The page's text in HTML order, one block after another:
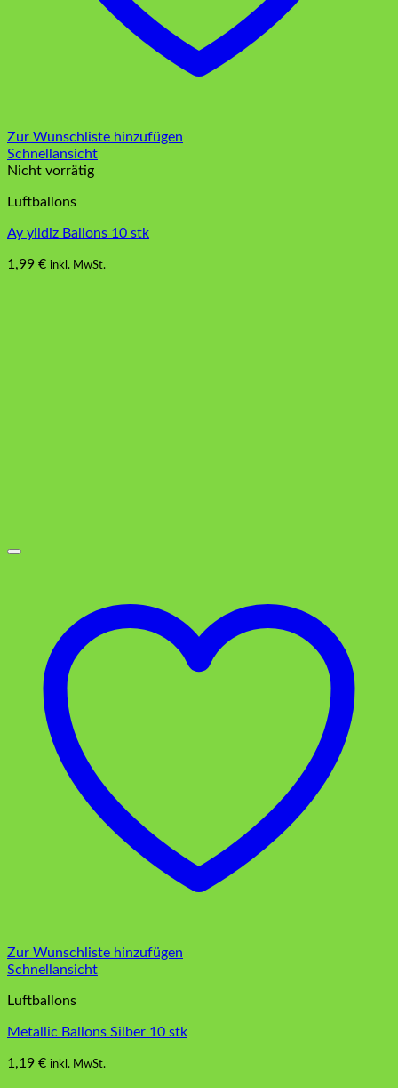
Zur Wunschliste hinzufügen
Schnellansicht
Nicht vorrätig
Luftballons
Ay yildiz Ballons 10 stk
1,99 € inkl. MwSt.
Zur Wunschliste hinzufügen
Schnellansicht
Luftballons
Metallic Ballons Silber 10 stk
1,19 € inkl. MwSt.